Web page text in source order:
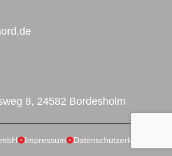
8, 24582 Bordesholm
Impressum Datenschutzerklärung